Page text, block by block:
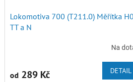
Lokomotiva 700 (T211.0) Měřítka
TT a N
Na
od 289 Kč DETAIL